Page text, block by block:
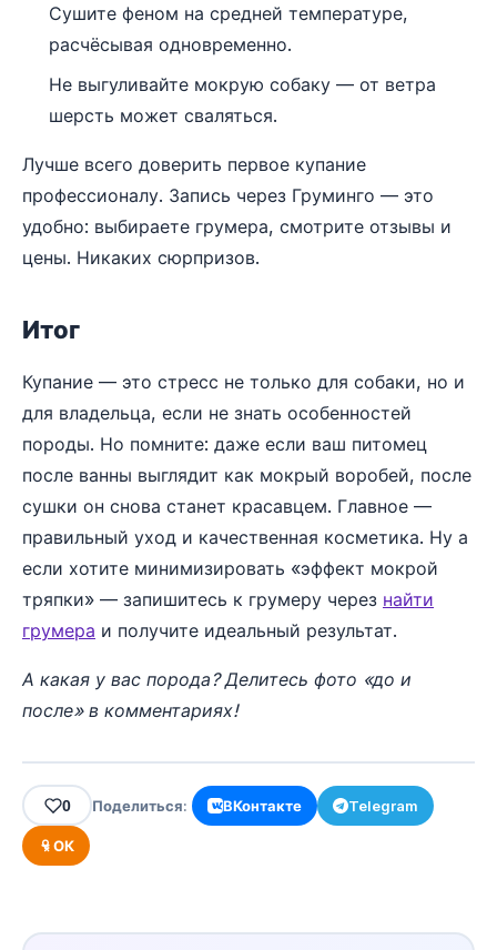
Сушите феном на средней температуре,
расчёсывая одновременно.
Не выгуливайте мокрую собаку — от ветра
шерсть может сваляться.
Лучше всего доверить первое купание
профессионалу. Запись через Груминго — это
удобно: выбираете грумера, смотрите отзывы и
цены. Никаких сюрпризов.
Итог
Купание — это стресс не только для собаки, но и
для владельца, если не знать особенностей
породы. Но помните: даже если ваш питомец
после ванны выглядит как мокрый воробей, после
сушки он снова станет красавцем. Главное —
правильный уход и качественная косметика. Ну а
если хотите минимизировать «эффект мокрой
тряпки» — запишитесь к грумеру через найти
грумера и получите идеальный результат.
А какая у вас порода? Делитесь фото «до и
после» в комментариях!
0 Поделиться: ВКонтакте Telegram
ОК